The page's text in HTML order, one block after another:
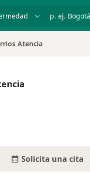
p. ej. Bogotá
Atencia
Solicita una cita